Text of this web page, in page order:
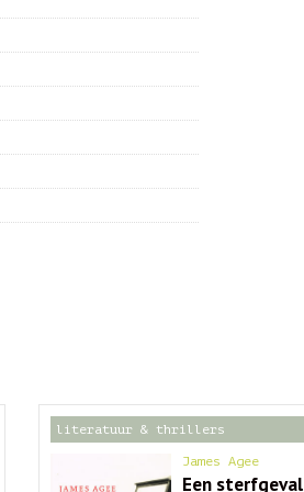
literatuur & thrillers
James Agee
Een sterfgeval